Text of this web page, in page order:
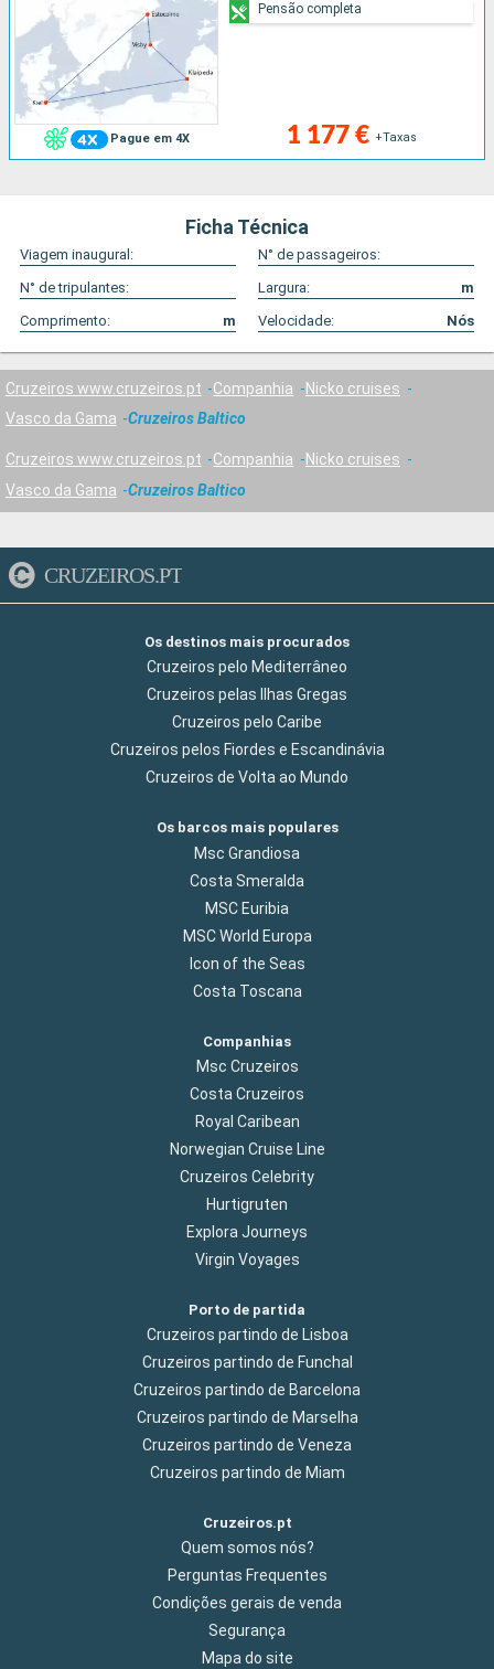
Pague em 4X 1 177 € +Taxas
Pensão completa
Ficha Técnica
Viagem inaugural:
N° de passageiros:
N° de tripulantes:
Largura:
m
Comprimento:
m Velocidade: Nós
Cruzeiros www.cruzeiros.pt Companhia
Nicko cruises
Vasco da Gama
Cruzeiros Baltico
Cruzeiros www.cruzeiros.pt Companhia
Nicko cruises
Vasco da Gama
Cruzeiros Baltico
CRUZEIROS.PT
Os destinos mais procurados
Cruzeiros pelo Mediterrâneo
Cruzeiros pelas Ilhas Gregas
Cruzeiros pelo Caribe
Cruzeiros pelos Fiordes e Escandinávia
Cruzeiros de Volta ao Mundo
Os barcos mais populares
Msc Grandiosa
Costa Smeralda
MSC Euribia
MSC World Europa
Icon of the Seas
Costa Toscana
Companhias
Msc Cruzeiros
Costa Cruzeiros
Royal Caribean
Norwegian Cruise Line
Cruzeiros Celebrity
Hurtigruten
Explora Journeys
Virgin Voyages
Porto de partida
Cruzeiros partindo de Lisboa
Cruzeiros partindo de Funchal
Cruzeiros partindo de Barcelona
Cruzeiros partindo de Marselha
Cruzeiros partindo de Veneza
Cruzeiros partindo de Miam
Cruzeiros.pt
Quem somos nós?
Perguntas Frequentes
Condições gerais de venda
Segurança
Mapa do site